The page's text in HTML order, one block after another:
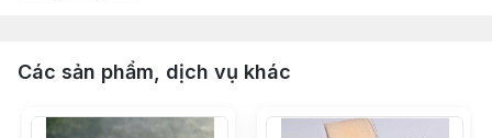
Các sản phẩm, dịch vụ khác